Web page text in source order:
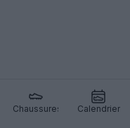
Chaussures Calendrier